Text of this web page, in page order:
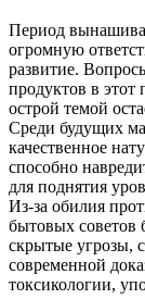
Период
огромную
развитие.
продуктов в этот
острой темой
Среди будущих
качественное
способно
для поднятия
Из-за обилия
бытовых
скрытые угрозы,
современной
токсикологии,